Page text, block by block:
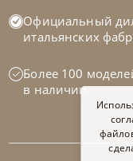
Официальный
итальянских
Более 100
в наличии